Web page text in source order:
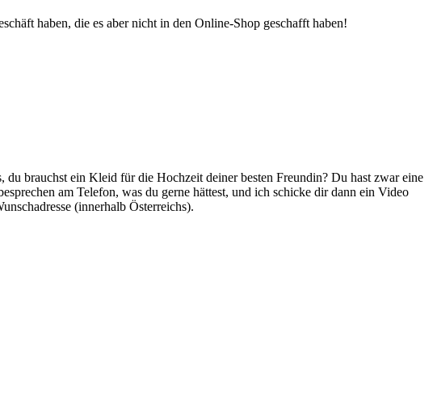
haben, die es aber nicht in den Online-Shop geschafft haben!
brauchst ein Kleid für die Hochzeit deiner besten Freundin? Du hast zwar eine
am Telefon, was du gerne hättest, und ich schicke dir dann ein Video
(innerhalb Österreichs).